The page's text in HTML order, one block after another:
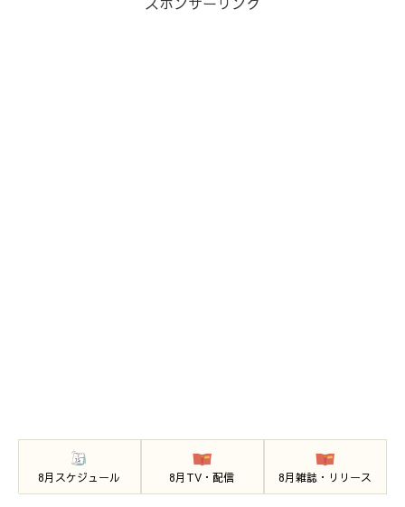
8月スケジュール 8月TV・配信 8月雑誌・リリース